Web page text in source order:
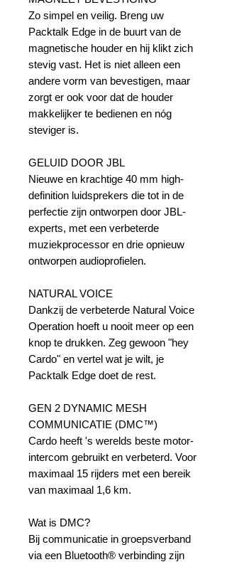
Zo simpel en veilig. Breng uw
Packtalk Edge in de buurt van de
magnetische houder en hij klikt zich
stevig vast. Het is niet alleen een
andere vorm van bevestigen, maar
zorgt er ook voor dat de houder
makkelijker te bedienen en nóg
steviger is.
GELUID DOOR JBL
Nieuwe en krachtige 40 mm high-
definition luidsprekers die tot in de
perfectie zijn ontworpen door JBL-
experts, met een verbeterde
muziekprocessor en drie opnieuw
ontworpen audioprofielen.
NATURAL VOICE
Dankzij de verbeterde Natural Voice
Operation hoeft u nooit meer op een
knop te drukken. Zeg gewoon "hey
Cardo" en vertel wat je wilt, je
Packtalk Edge doet de rest.
GEN 2 DYNAMIC MESH
COMMUNICATIE (DMC™)
Cardo heeft 's werelds beste motor-
intercom gebruikt en verbeterd. Voor
maximaal 15 rijders met een bereik
van maximaal 1,6 km.
Wat is DMC?
Bij communicatie in groepsverband
via een Bluetooth® verbinding zijn